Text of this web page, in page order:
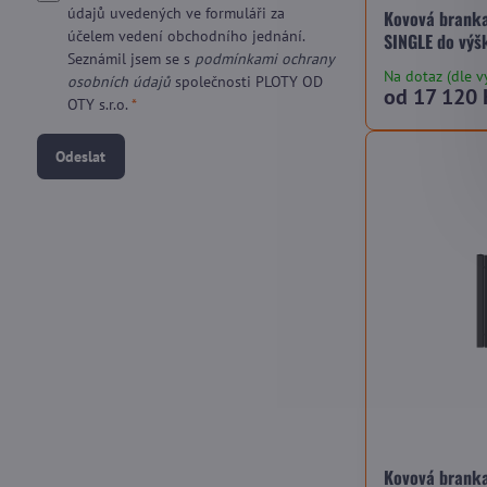
Kovová
SINGLE do
Na dotaz (dle
od 17 120
Kovová
údajů uvedených ve formuláři za
účelem vedení obchodního jednání.
Seznámil jsem se s podmínkami ochrany
osobních údajů společnosti PLOTY OD
OTY s.r.o. *
Odeslat